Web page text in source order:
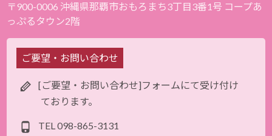
〒900-0006 沖縄県那覇市おもろまち3丁目3番1号 コープあ
っぷるタウン2階
ご要望・お問い合わせ
[ご要望・お問い合わせ]フォームにて受け付け
ております。
TEL 098-865-3131